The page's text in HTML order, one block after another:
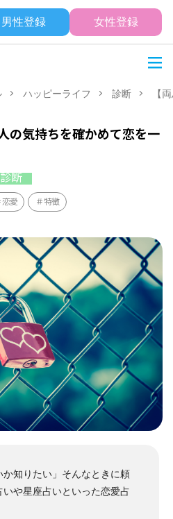
男性登録 女性登録
ハッピーライフ 診断 【
の気持ちを確かめて恋を一
診断
恋愛 特徴
か知りたい」そんなときに頼
いや星座占いといった恋愛占